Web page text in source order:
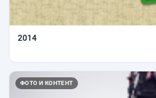
2014
ФОТО И КОНТЕНТ